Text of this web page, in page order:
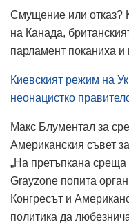
Смущение или отказ?
на Канада,
парламент поканиха
Киевският режим на
неонацистко
Макс Блументал за
Американския съвет
„На претъпкана
Grayzone попита
Конгресът и
политика да